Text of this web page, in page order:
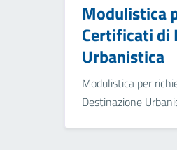
Modulistica
Certificati di
Urbanistica
Modulistica per
Destinazione